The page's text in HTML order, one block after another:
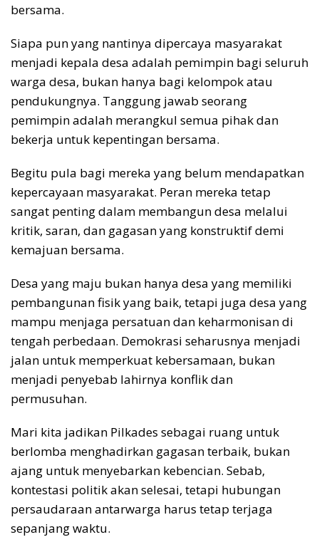
bersama.
Siapa pun yang nantinya dipercaya masyarakat
menjadi kepala desa adalah pemimpin bagi seluruh
warga desa, bukan hanya bagi kelompok atau
pendukungnya. Tanggung jawab seorang
pemimpin adalah merangkul semua pihak dan
bekerja untuk kepentingan bersama.
Begitu pula bagi mereka yang belum mendapatkan
kepercayaan masyarakat. Peran mereka tetap
sangat penting dalam membangun desa melalui
kritik, saran, dan gagasan yang konstruktif demi
kemajuan bersama.
Desa yang maju bukan hanya desa yang memiliki
pembangunan fisik yang baik, tetapi juga desa yang
mampu menjaga persatuan dan keharmonisan di
tengah perbedaan. Demokrasi seharusnya menjadi
jalan untuk memperkuat kebersamaan, bukan
menjadi penyebab lahirnya konflik dan
permusuhan.
Mari kita jadikan Pilkades sebagai ruang untuk
berlomba menghadirkan gagasan terbaik, bukan
ajang untuk menyebarkan kebencian. Sebab,
kontestasi politik akan selesai, tetapi hubungan
persaudaraan antarwarga harus tetap terjaga
sepanjang waktu.